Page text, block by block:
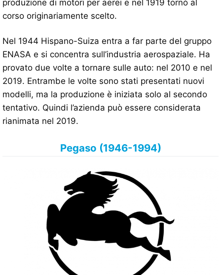
produzione di motori per aerei e nel 1919 tornò al
corso originariamente scelto.
Nel 1944 Hispano-Suiza entra a far parte del gruppo
ENASA e si concentra sull’industria aerospaziale. Ha
provato due volte a tornare sulle auto: nel 2010 e nel
2019. Entrambe le volte sono stati presentati nuovi
modelli, ma la produzione è iniziata solo al secondo
tentativo. Quindi l’azienda può essere considerata
rianimata nel 2019.
Pegaso (1946-1994)